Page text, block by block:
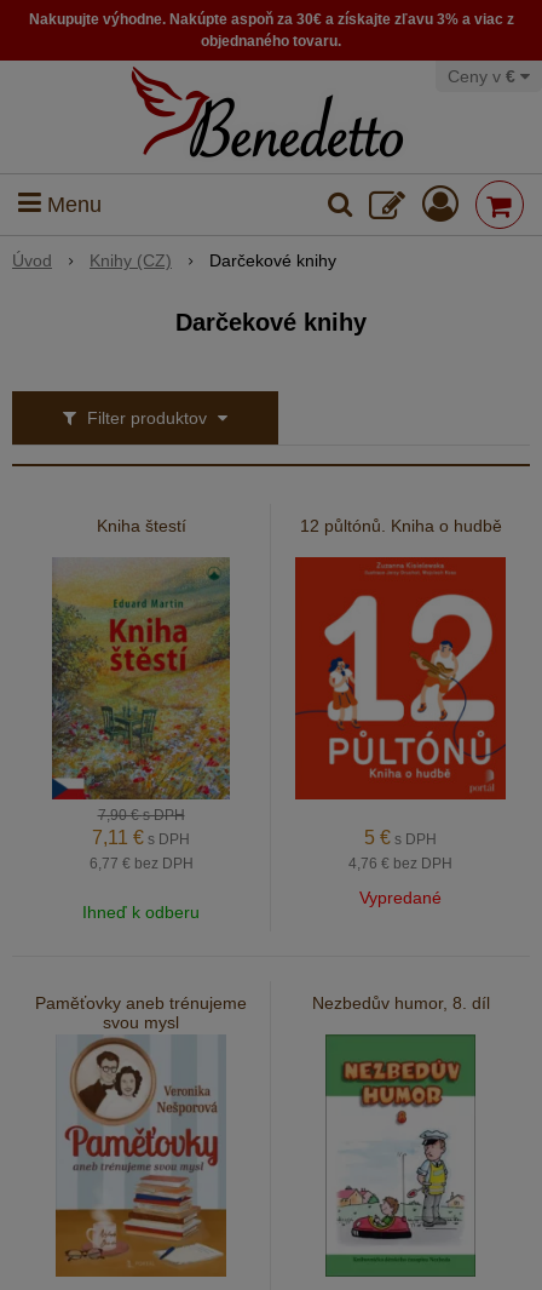
Nakupujte výhodne. Nakúpte aspoň za 30€ a získajte zľavu 3% a viac z
objednaného tovaru.
Menu
Ceny v €
Úvod Knihy (CZ) Darčekové knihy
Darčekové knihy
Filter produktov
Kniha štestí
7,90 €s DPH
7,11 € s DPH
6,77 € bez DPH
Ihneď k odberu
12 půltónů. Kniha o hudbě
5 € s DPH
4,76 € bez DPH
Vypredané
Paměťovky aneb trénujeme
svou mysl
Nezbedův humor, 8. díl